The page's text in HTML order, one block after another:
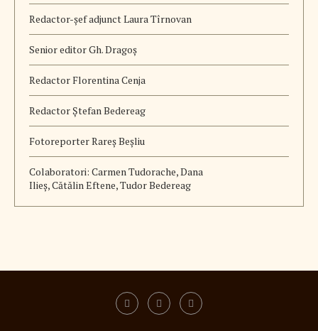
Redactor-șef adjunct Laura Tîrnovan
Senior editor Gh. Dragoș
Redactor Florentina Cenja
Redactor Ștefan Bedereag
Fotoreporter Rareș Beșliu
Colaboratori: Carmen Tudorache, Dana
Ilieș, Cătălin Eftene, Tudor Bedereag